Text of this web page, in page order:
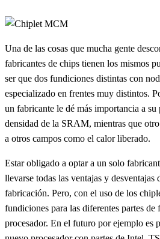
Una de las cosas que mucha gente
fabricantes de chips tienen los mismos
ser que dos fundiciones distintas con
especializado en frentes muy distintos.
un fabricante le dé más importancia a
densidad de la SRAM, mientras que
a otros campos como el calor liberado.
Estar obligado a optar a un solo
llevarse todas las ventajas y desventajas
fabricación. Pero, con el uso de los
fundiciones para las diferentes partes
procesador. En el futuro por ejemplo es